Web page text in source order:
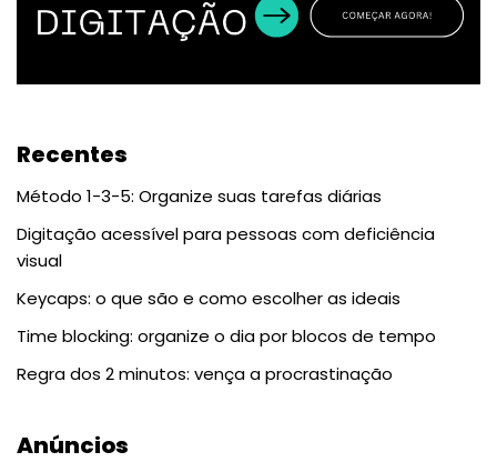
Recentes
Método 1-3-5: Organize suas tarefas diárias
Digitação acessível para pessoas com deficiência
visual
Keycaps: o que são e como escolher as ideais
Time blocking: organize o dia por blocos de tempo
Regra dos 2 minutos: vença a procrastinação
Anúncios